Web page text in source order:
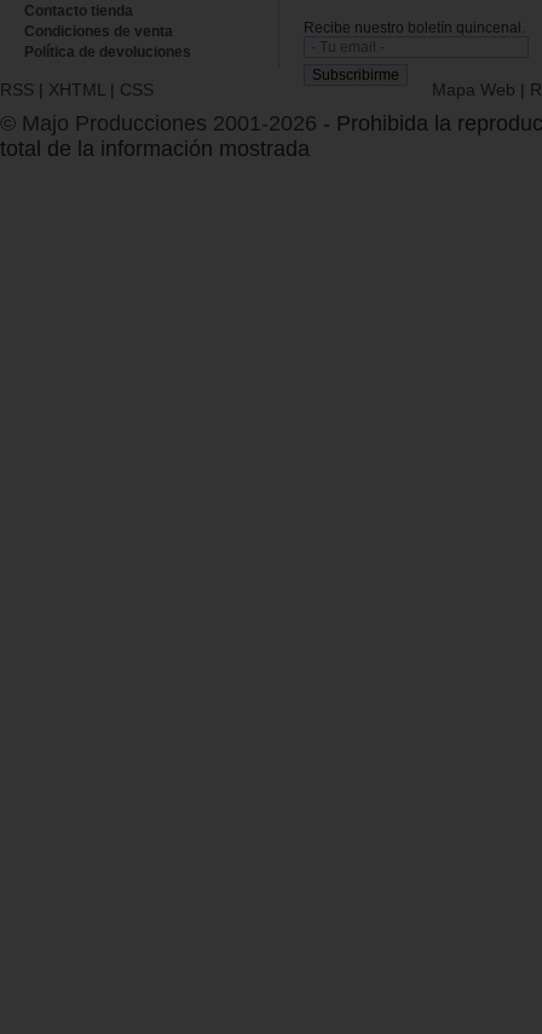
Contacto tienda
Condiciones de venta
Política de devoluciones
Recibe nuestro boletín quincenal.
RSS | XHTML | CSS Mapa Web |
© Majo Producciones 2001-2026 - Prohibida la
total de la información mostrada